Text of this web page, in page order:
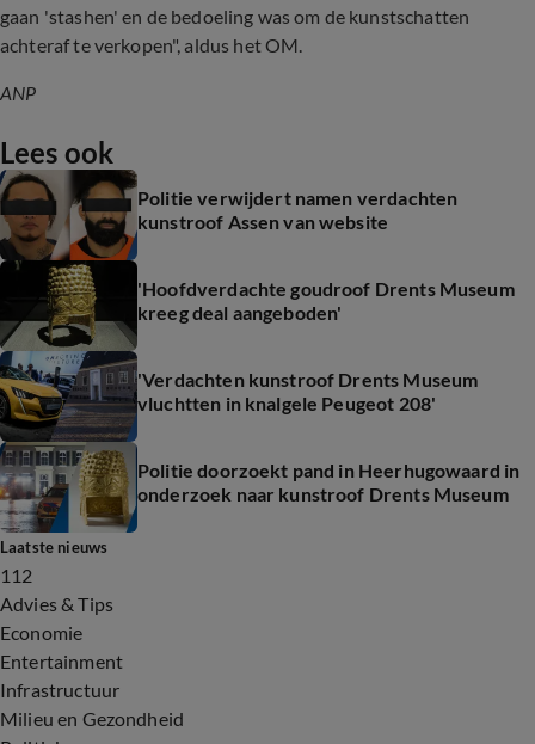
gaan 'stashen' en de bedoeling was om de kunstschatten
achteraf te verkopen", aldus het OM.
ANP
Lees ook
Politie verwijdert namen verdachten
kunstroof Assen van website
'Hoofdverdachte goudroof Drents Museum
kreeg deal aangeboden'
'Verdachten kunstroof Drents Museum
vluchtten in knalgele Peugeot 208'
Politie doorzoekt pand in Heerhugowaard in
onderzoek naar kunstroof Drents Museum
Laatste nieuws
112
Advies & Tips
Economie
Entertainment
Infrastructuur
Milieu en Gezondheid